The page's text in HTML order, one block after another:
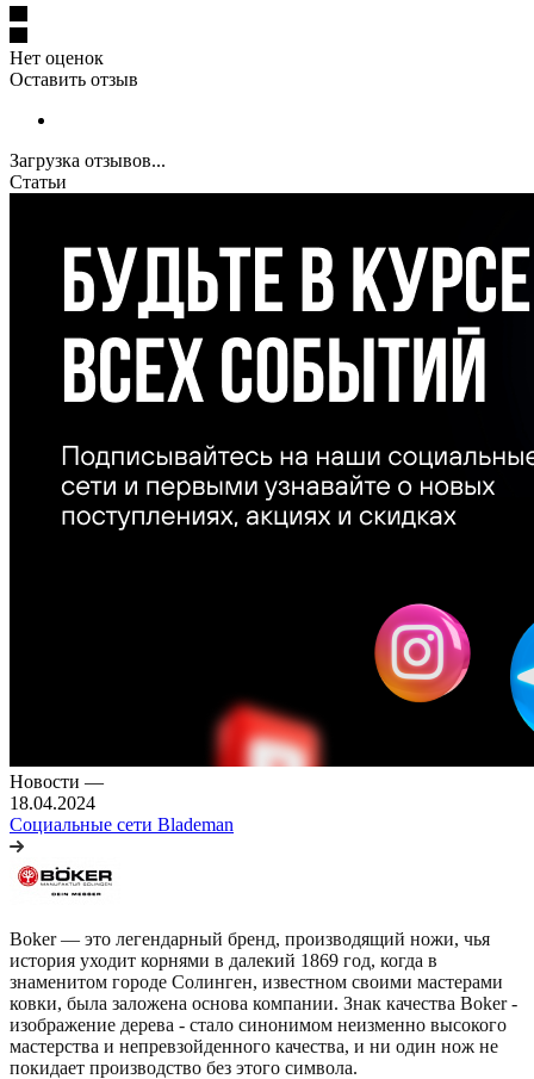
Нет оценок
Оставить отзыв
Загрузка отзывов...
Статьи
Новости —
18.04.2024
Социальные сети Blademan
Boker — это легендарный бренд, производящий ножи, чья
история уходит корнями в далекий 1869 год, когда в
знаменитом городе Солинген, известном своими мастерами
ковки, была заложена основа компании. Знак качества Boker -
изображение дерева - стало синонимом неизменно высокого
мастерства и непревзойденного качества, и ни один нож не
покидает производство без этого символа.